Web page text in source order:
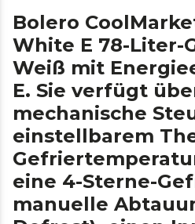
Bolero
White E 78-Liter-
Weiß mit
E. Sie verfügt
mechanische
einstellbarem
Gefriertemperatur
eine 4-Sterne-
manuelle